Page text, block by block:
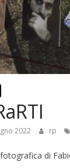
2022 rp
di